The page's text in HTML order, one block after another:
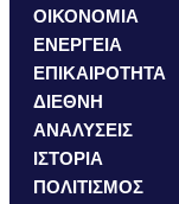
ΟΙΚΟΝΟΜΙΑ
ΕΝΕΡΓΕΙΑ
ΕΠΙΚΑΙΡΟΤΗΤΑ
ΔΙΕΘΝΗ
ΑΝΑΛΥΣΕΙΣ
ΙΣΤΟΡΙΑ
ΠΟΛΙΤΙΣΜΟΣ